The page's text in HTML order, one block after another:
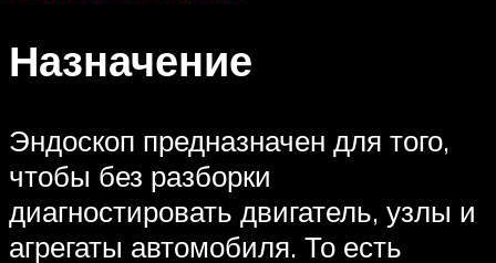
Назначение
Эндоскоп предназначен для того,
чтобы без разборки
диагностировать двигатель, узлы и
агрегаты автомобиля. То есть